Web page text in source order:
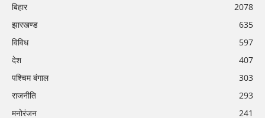
बिहार
2078
झारखण्ड
635
विविध
597
देश
407
पश्चिम बंगाल
303
राजनीति
293
मनोरंजन
241